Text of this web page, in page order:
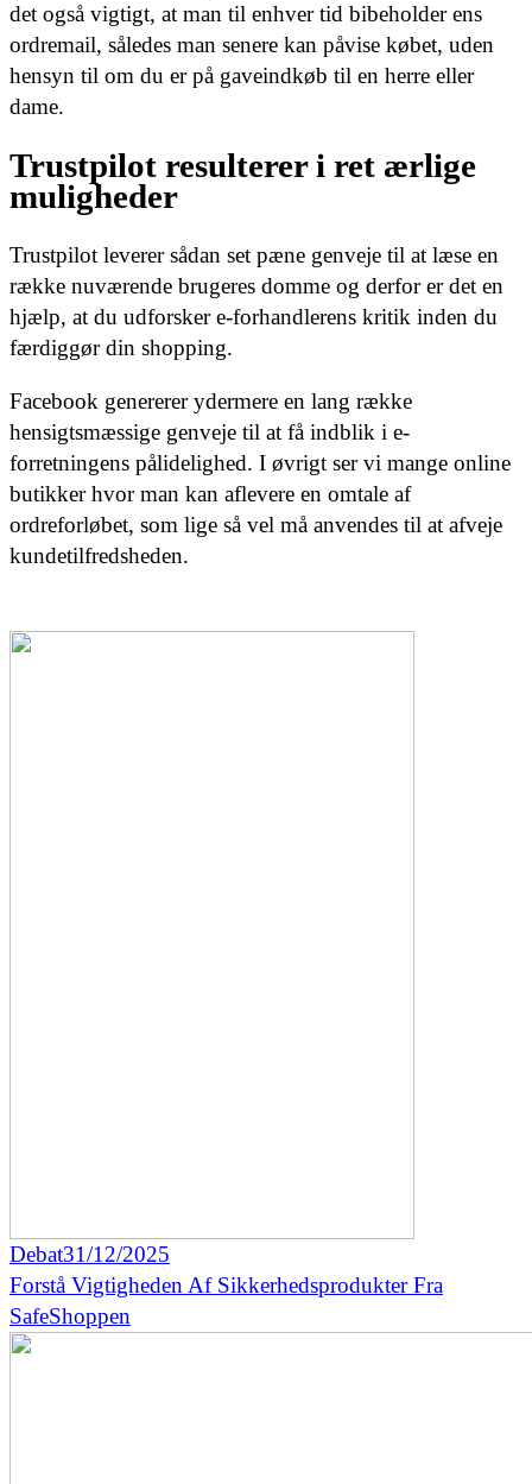
det også vigtigt, at man til enhver tid bibeholder ens
ordremail, således man senere kan påvise købet, uden
hensyn til om du er på gaveindkøb til en herre eller
dame.
Trustpilot resulterer i ret ærlige
muligheder
Trustpilot leverer sådan set pæne genveje til at læse en
række nuværende brugeres domme og derfor er det en
hjælp, at du udforsker e-forhandlerens kritik inden du
færdiggør din shopping.
Facebook genererer ydermere en lang række
hensigtsmæssige genveje til at få indblik i e-
forretningens pålidelighed. I øvrigt ser vi mange online
butikker hvor man kan aflevere en omtale af
ordreforløbet, som lige så vel må anvendes til at afveje
kundetilfredsheden.
Debat31/12/2025
Forstå Vigtigheden Af Sikkerhedsprodukter Fra
SafeShoppen